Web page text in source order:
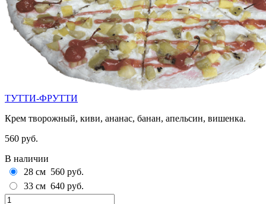
ТУТТИ-ФРУТТИ
Крем творожный, киви, ананас, банан, апельсин, вишенка.
560 руб.
В наличии
28 см 560 руб.
33 см 640 руб.